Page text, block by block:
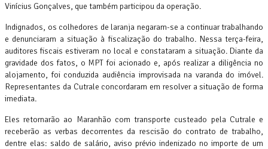
Vinícius Gonçalves, que também participou da operação.
Indignados, os colhedores de laranja negaram-se a continuar trabalhando
e denunciaram a situação à fiscalização do trabalho. Nessa terça-feira,
auditores fiscais estiveram no local e constataram a situação. Diante da
gravidade dos fatos, o MPT foi acionado e, após realizar a diligência no
alojamento, foi conduzida audiência improvisada na varanda do imóvel.
Representantes da Cutrale concordaram em resolver a situação de forma
imediata.
Eles retornarão ao Maranhão com transporte custeado pela Cutrale e
receberão as verbas decorrentes da rescisão do contrato de trabalho,
dentre elas: saldo de salário, aviso prévio indenizado no importe de um